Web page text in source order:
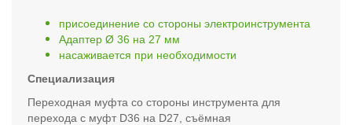
присоединение со стороны электроинструмента
Адаптер Ø 36 на 27 мм
насаживается при необходимости
Специализация
Переходная муфта со стороны инструмента для
перехода с муфт D36 на D27, съёмная